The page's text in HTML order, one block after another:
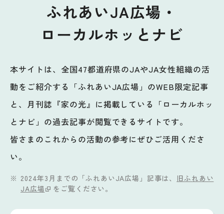
ふれあいJA広場・
ローカルホッとナビ
本サイトは、全国47都道府県のJAやJA女性組織の活
動をご紹介する「ふれあいJA広場」のWEB限定記事
と、月刊誌『家の光』に掲載している「ローカルホッ
とナビ」の過去記事が閲覧できるサイトです。
皆さまのこれからの活動の参考にぜひご活用くださ
い。
2024年3月までの「ふれあいJA広場」記事は、 旧ふれあい
JA広場
をご覧ください。